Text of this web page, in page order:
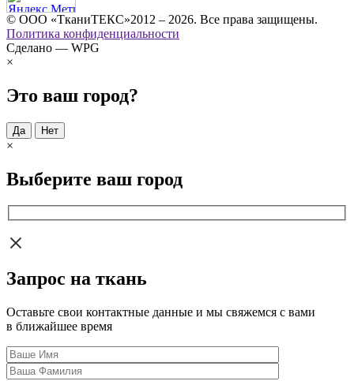
© ООО «ТканиТЕКС»2012 – 2026. Все права защищены.
Политика конфиденциальности
Сделано — WPG
×
Это ваш город?
Да Нет
×
Выберите ваш город
Запрос на ткань
Оставьте свои контактные данные и мы свяжемся с вами
в ближайшее время